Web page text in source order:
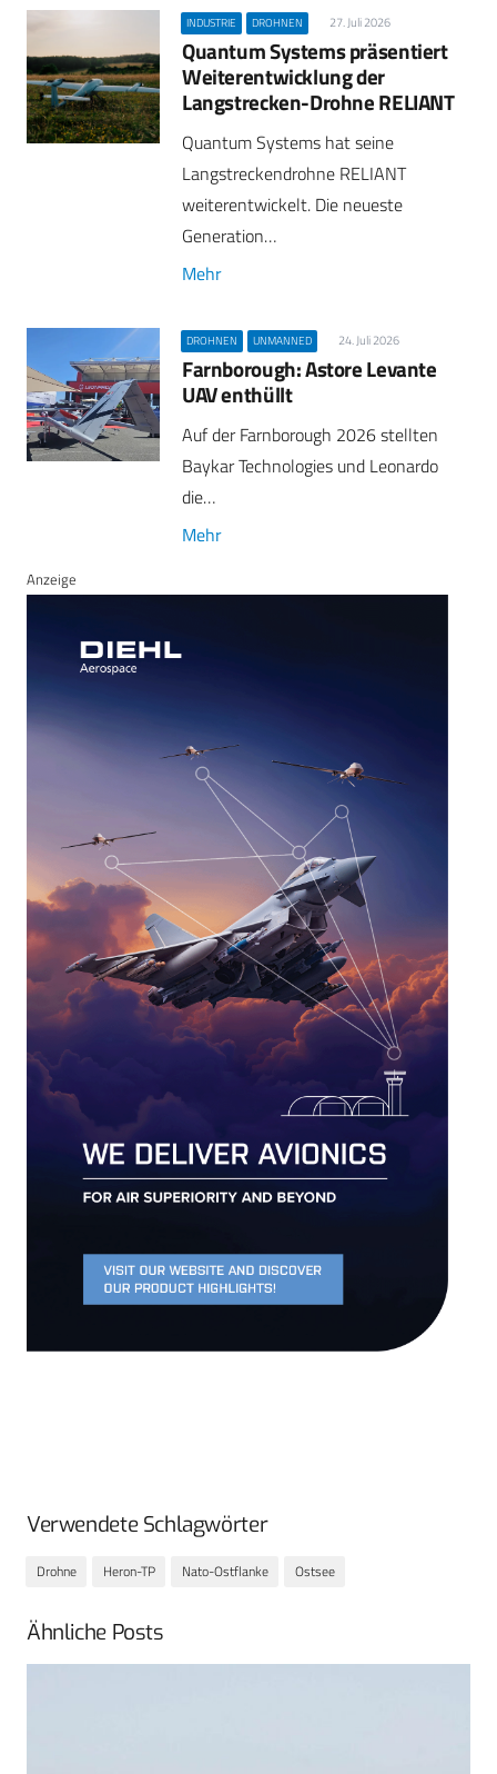
INDUSTRIE DROHNEN 27. Juli 2026
Quantum Systems präsentiert
Weiterentwicklung der
Langstrecken-Drohne RELIANT
Quantum Systems hat seine
Langstreckendrohne RELIANT
weiterentwickelt. Die neueste
Generation…
Mehr
DROHNEN UNMANNED 24. Juli 2026
Farnborough: Astore Levante
UAV enthüllt
Auf der Farnborough 2026 stellten
Baykar Technologies und Leonardo
die…
Mehr
Anzeige
Verwendete Schlagwörter
Drohne Heron-TP Nato-Ostflanke Ostsee
Ähnliche Posts